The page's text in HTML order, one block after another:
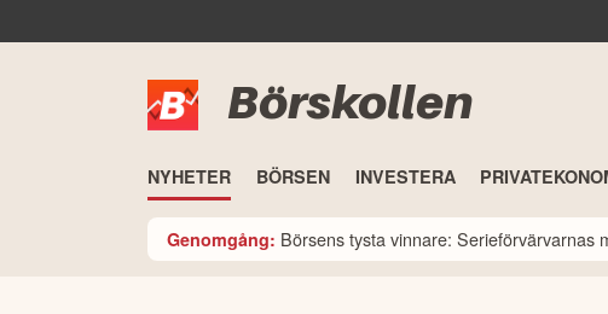
Börskollen
NYHETER BÖRSEN INVESTERA
Genomgång: Börsens tysta vinnare: Serieförvärvarnas